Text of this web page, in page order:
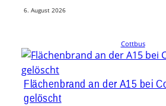
6. August 2026
Cottbus
Flächenbrand an der A15 bei
gelöscht